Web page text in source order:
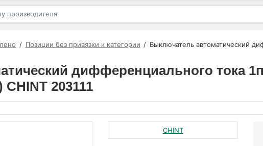
Позиции без привязки к категории
Выключатель автоматический
дифференциального тока
203111
CHINT